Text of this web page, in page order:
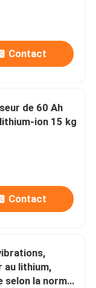
Contact
de 60 Ah
ion 15 kg
Contact
au lithium,
la norme